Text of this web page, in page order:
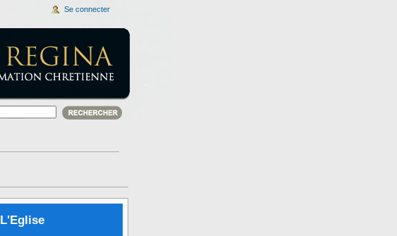
L'Eglise
Se connecter